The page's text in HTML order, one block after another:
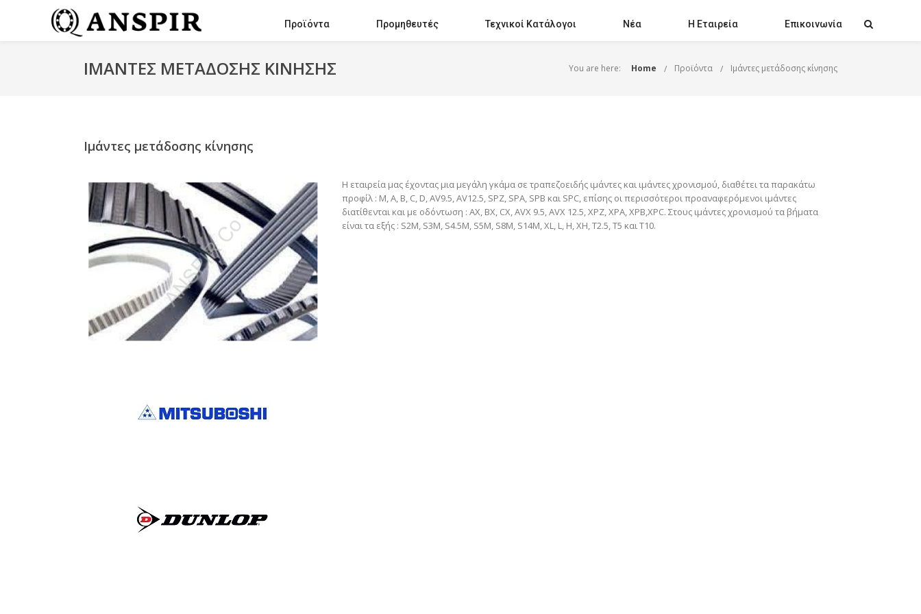
Προϊόντα Προμηθευτές Τεχνικοί Κατάλογοι Νέα Η Εταιρεία Επικοινωνία
ΙΜΆΝΤΕΣ ΜΕΤΆΔΟΣΗΣ ΚΊΝΗΣΗΣ You are here: Home Προϊόντα Ιμάντες μετάδοσης κίνησης
Ιμάντες μετάδοσης κίνησης
Η εταιρεία μας έχοντας μια μεγάλη γκάμα σε τραπεζοειδής ιμάντες και ιμάντες χρονισμού, διαθέτει τα παρακάτω
προφίλ : M, A, B, C, D, AV9.5, AV12.5, SPZ, SPA, SPB και SPC, επίσης οι περισσότεροι προαναφερόμενοι ιμάντες
διατίθενται και με οδόντωση : AX, BX, CX, AVX 9.5, AVX 12.5, XPZ, XPA, XPB,XPC. Στους ιμάντες χρονισμού τα βήματα
είναι τα εξής : S2M, S3M, S4.5M, S5M, S8M, S14M, XL, L, H, XH, T2.5, T5 και T10.